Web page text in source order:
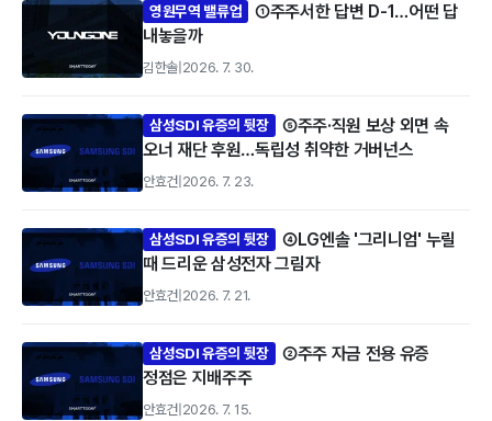
영원무역 밸류업
①주주서한 답변 D-1…어떤 답
내놓을까
김한솔 2026. 7. 30.
삼성SDI 유증의 뒷장
⑤주주·직원 보상 외면 속
오너 재단 후원…독립성 취약한 거버넌스
안효건 2026. 7. 23.
삼성SDI 유증의 뒷장
④LG엔솔 '그리니엄' 누릴
때 드리운 삼성전자 그림자
안효건 2026. 7. 21.
삼성SDI 유증의 뒷장
②주주 자금 전용 유증
정점은 지배주주
안효건 2026. 7. 15.